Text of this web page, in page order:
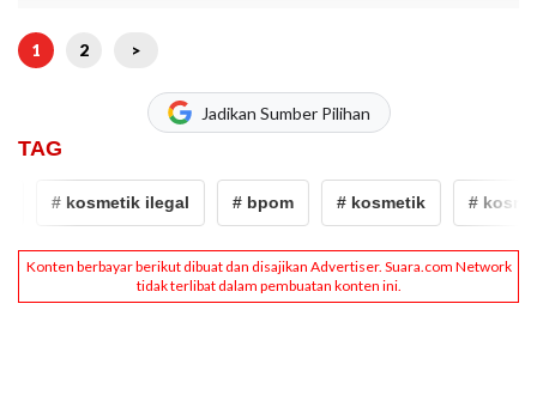
1 2 >
Jadikan Sumber Pilihan
TAG
# kosmetik ilegal # bpom # kosmetik #